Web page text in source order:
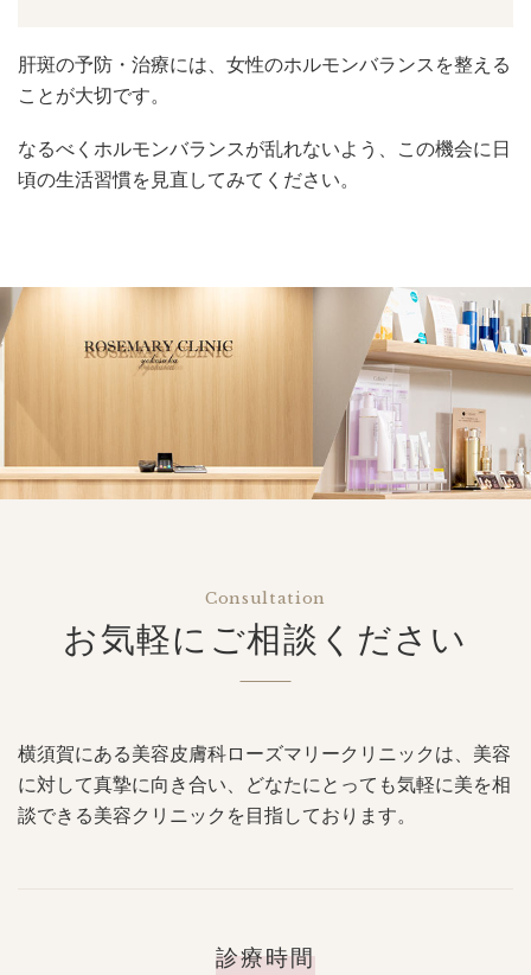
肝斑の予防・治療には、女性のホルモンバランスを整える
ことが大切です。
なるべくホルモンバランスが乱れないよう、この機会に日
頃の生活習慣を見直してみてください。
Consultation
お気軽にご相談ください
横須賀にある美容皮膚科ローズマリークリニックは、美容
に対して真摯に向き合い、どなたにとっても気軽に美を相
談できる美容クリニックを目指しております。
診療時間